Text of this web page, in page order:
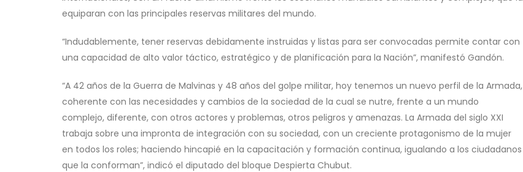
equiparan con las principales reservas militares del mundo.
“Indudablemente, tener reservas debidamente instruidas y listas para ser convocadas permite contar con
una capacidad de alto valor táctico, estratégico y de planificación para la Nación”, manifestó Gandón.
“A 42 años de la Guerra de Malvinas y 48 años del golpe militar, hoy tenemos un nuevo perfil de la Armada,
coherente con las necesidades y cambios de la sociedad de la cual se nutre, frente a un mundo
complejo, diferente, con otros actores y problemas, otros peligros y amenazas. La Armada del siglo XXI
trabaja sobre una impronta de integración con su sociedad, con un creciente protagonismo de la mujer
en todos los roles; haciendo hincapié en la capacitación y formación continua, igualando a los ciudadanos
que la conforman”, indicó el diputado del bloque Despierta Chubut.